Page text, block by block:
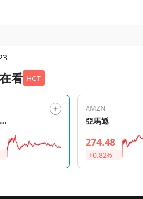
看 HOT
AMZN
亞馬遜
274.48
+0.82%